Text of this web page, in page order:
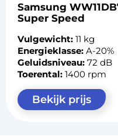
Samsung
Super Speed
Vulgewicht: 11 kg
Energieklasse: A-20%
Geluidsniveau: 72 dB
Toerental: 1400 rpm
Bekijk prijs